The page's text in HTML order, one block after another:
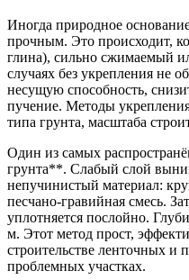
Иногда природное
прочным. Это происходит,
глина), сильно сжимаемый
случаях без укрепления не
несущую способность,
пучение. Методы
типа грунта, масштаба
Один из самых
грунта**. Слабый слой
непучинистый материал:
песчано-гравийная смесь.
уплотняется послойно.
м. Этот метод прост,
строительстве ленточных и
проблемных участках.